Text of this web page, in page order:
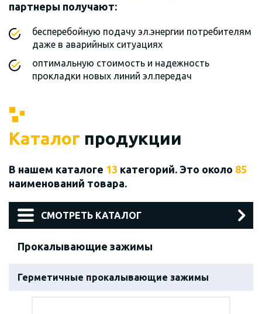
партнеры получают:
бесперебойную подачу эл.энергии потребителям
даже в аварийных ситуациях
оптимальную стоимость и надежность
прокладки новых линий эл.передач
Каталог продукции
В нашем каталоге 13 категорий. Это около 85
наименований товара.
СМОТРЕТЬ КАТАЛОГ
Прокалывающие зажимы
Герметичные прокалывающие зажимы